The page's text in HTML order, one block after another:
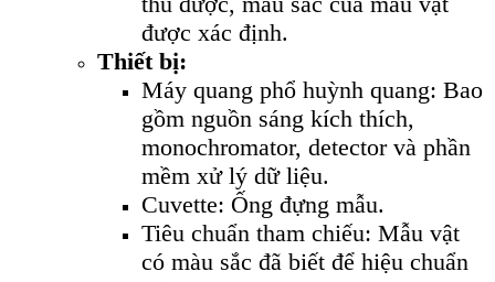
được xác định.
Thiết bị:
Máy quang phổ huỳnh quang: Bao
gồm nguồn sáng kích thích,
monochromator, detector và phần
mềm xử lý dữ liệu.
Cuvette: Ống đựng mẫu.
Tiêu chuẩn tham chiếu: Mẫu vật
có màu sắc đã biết để hiệu chuẩn